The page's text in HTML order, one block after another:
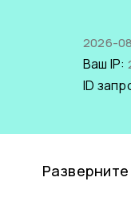
2026-
Ваш IP:
ID